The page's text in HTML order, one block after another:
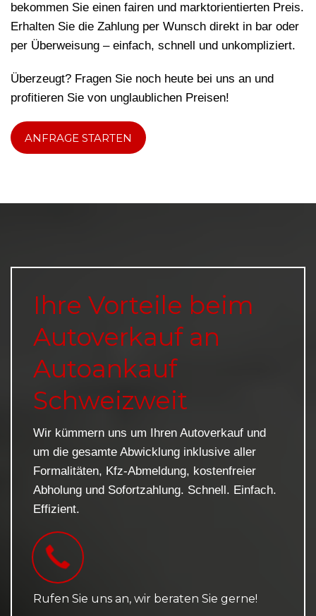
bekommen Sie einen fairen und marktorientierten Preis.
Erhalten Sie die Zahlung per Wunsch direkt in bar oder
per Überweisung – einfach, schnell und unkompliziert.
Überzeugt? Fragen Sie noch heute bei uns an und
profitieren Sie von unglaublichen Preisen!
ANFRAGE STARTEN
Ihre Vorteile beim
Autoverkauf an
Autoankauf
Schweizweit
Wir kümmern uns um Ihren Autoverkauf und
um die gesamte Abwicklung inklusive aller
Formalitäten, Kfz-Abmeldung, kostenfreier
Abholung und Sofortzahlung. Schnell. Einfach.
Effizient.
Rufen Sie uns an, wir beraten Sie gerne!